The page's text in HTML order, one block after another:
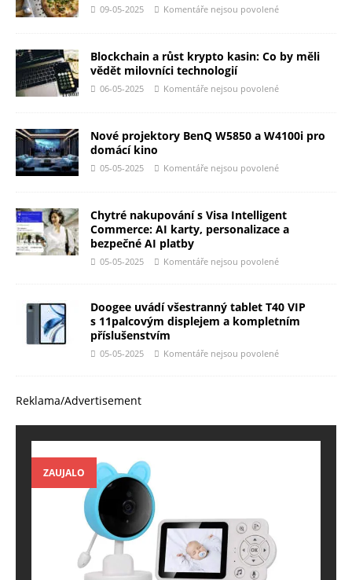
09-05-2025 Komentáře nejsou povolené
Blockchain a růst krypto kasin: Co by měli
vědět milovníci technologií
06-05-2025 Komentáře nejsou povolené
Nové projektory BenQ W5850 a W4100i pro
domácí kino
05-05-2025 Komentáře nejsou povolené
Chytré nakupování s Visa Intelligent
Commerce: AI karty, personalizace a
bezpečné AI platby
05-05-2025 Komentáře nejsou povolené
Doogee uvádí všestranný tablet T40 VIP
s 11palcovým displejem a kompletním
příslušenstvím
05-05-2025 Komentáře nejsou povolené
Reklama/Advertisement
ZAUJALO